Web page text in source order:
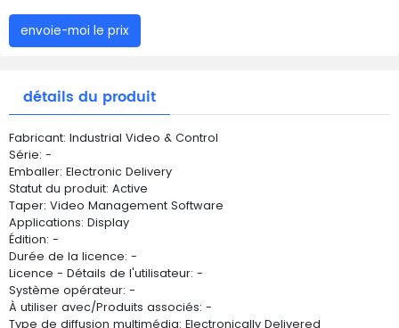
envoie-moi le prix
détails du produit
Fabricant: Industrial Video & Control
Série: -
Emballer: Electronic Delivery
Statut du produit: Active
Taper: Video Management Software
Applications: Display
Édition: -
Durée de la licence: -
Licence - Détails de l'utilisateur: -
Système opérateur: -
À utiliser avec/Produits associés: -
Type de diffusion multimédia: Electronically Delivered